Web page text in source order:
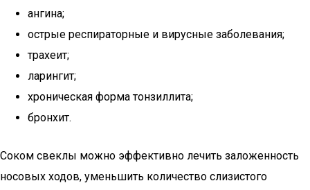
ангина;
острые респираторные и вирусные заболевания;
трахеит;
ларингит;
хроническая форма тонзиллита;
бронхит.
Соком свеклы можно эффективно лечить заложенность
носовых ходов, уменьшить количество слизистого